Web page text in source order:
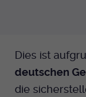
Dies ist
deutschen
die